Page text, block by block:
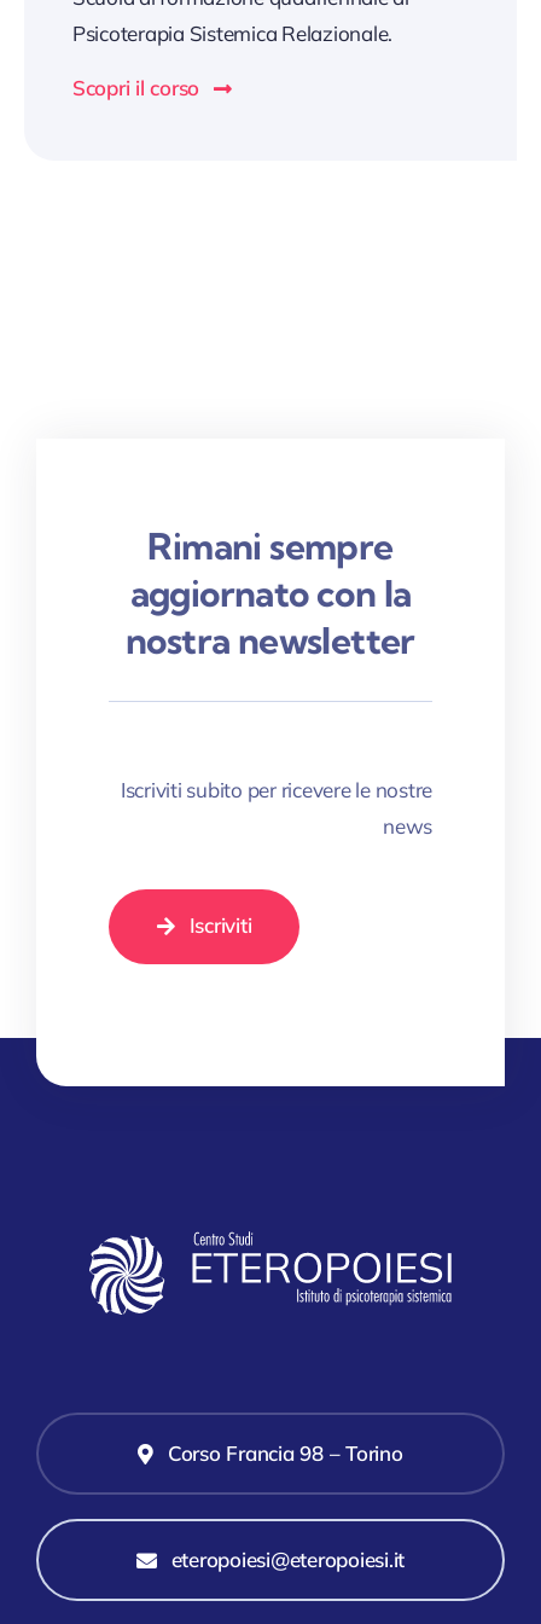
Psicoterapia Sistemica Relazionale.
Scopri il corso
Rimani sempre
aggiornato con la
nostra newsletter
Iscriviti subito per ricevere le nostre
news
Iscriviti
Corso Francia 98 – Torino
eteropoiesi@eteropoiesi.it